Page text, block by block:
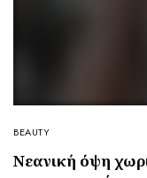
BEAUTY
Νεανική όψη